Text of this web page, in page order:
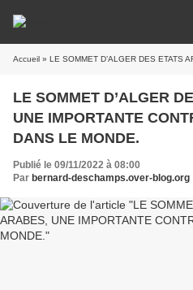
Accueil » LE SOMMET D’ALGER DES ETATS ARABES, UNE
LE SOMMET D’ALGER
UNE IMPORTANTE
DANS LE MONDE.
Publié le 09/11/2022 à 08:00
Par bernard-deschamps.over-blog.org